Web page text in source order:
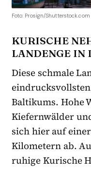
Foto: Prosign/Shutterstock.com
KURISCHE
LANDENGE IN
Diese schmale
Baltikums. Hohe
Kiefernwälder
sich hier auf
Kilometern ab.
ruhige Kurische